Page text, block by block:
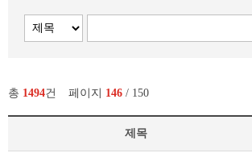
총 1494건 페이지 146 / 150
제목